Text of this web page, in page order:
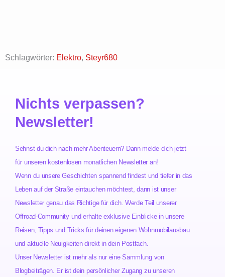
Schlagwörter: Elektro, Steyr680
Nichts verpassen?
Newsletter!
Sehnst du dich nach mehr Abenteuern? Dann melde dich jetzt
für unseren kostenlosen monatlichen Newsletter an!
Wenn du unsere Geschichten spannend findest und tiefer in das
Leben auf der Straße eintauchen möchtest, dann ist unser
Newsletter genau das Richtige für dich. Werde Teil unserer
Offroad-Community und erhalte exklusive Einblicke in unsere
Reisen, Tipps und Tricks für deinen eigenen Wohnmobilausbau
und aktuelle Neuigkeiten direkt in dein Postfach.
Unser Newsletter ist mehr als nur eine Sammlung von
Blogbeiträgen. Er ist dein persönlicher Zugang zu unseren